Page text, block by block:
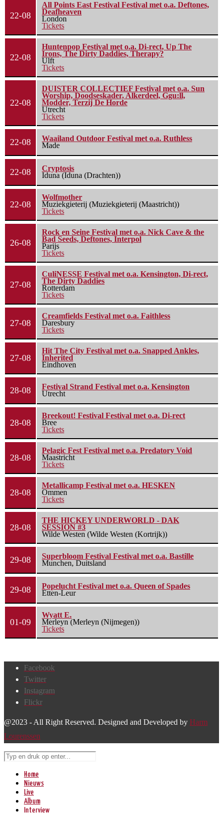
22-08
All Points East Festival Festival met o.a. Deftones,
Deafheaven
London
Tickets
22-08
Huntenpop Festival met o.a. Di-rect, Up The
Irons, The Dirty Daddies, Therapy?
Ulft
Tickets
22-08
DUISTER COLLECTIEF Festival met o.a. Sun
Worship, Doodseskader, Alkerdeel, Ggu:ll,
Modder, Terzij De Horde
Utrecht
Tickets
22-08
Waailand Outdoor Festival met o.a. Ruthless
Made
22-08
Cryptosis
Iduna (Iduna (Drachten))
22-08
Wolfmother
Muziekgieterij (Muziekgieterij (Maastricht))
Tickets
26-08
Rock en Seine Festival met o.a. Nick Cave & the
Bad Seeds, Deftones, Interpol
Parijs
Tickets
27-08
CuliNESSE Festival met o.a. Kensington, Di-rect,
The Dirty Daddies
Rotterdam
Tickets
27-08
Creamfields Festival met o.a. Faithless
Daresbury
Tickets
27-08
Hit The City Festival met o.a. Snapped Ankles,
Inherited
Eindhoven
28-08
Festival Strand Festival met o.a. Kensington
Utrecht
28-08
Breekout! Festival Festival met o.a. Di-rect
Bree
Tickets
28-08
Pelagic Fest Festival met o.a. Predatory Void
Maastricht
Tickets
28-08
Metallicamp Festival met o.a. HESKEN
Ommen
Tickets
28-08
THE HICKEY UNDERWORLD - DAK
SESSION #3
Wilde Westen (Wilde Westen (Kortrijk))
29-08
Superbloom Festival Festival met o.a. Bastille
Munchen, Duitsland
29-08
Popelucht Festival met o.a. Queen of Spades
Etten-Leur
01-09
Wyatt E.
Merleyn (Merleyn (Nijmegen))
Tickets
Facebook
Twitter
Instagram
Flickr
@2023 - All Right Reserved. Designed and Developed by Harm
Lourenssen
Home
Nieuws
Live
Album
Interview